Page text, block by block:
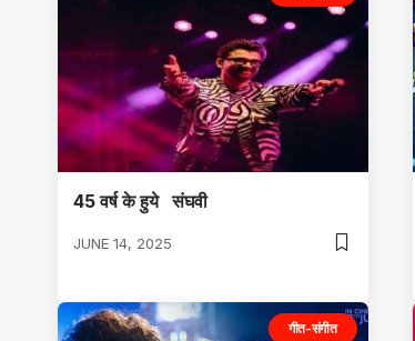
45 वर्ष के हुये संघवी
JUNE 14, 2025
गीत-संगीत